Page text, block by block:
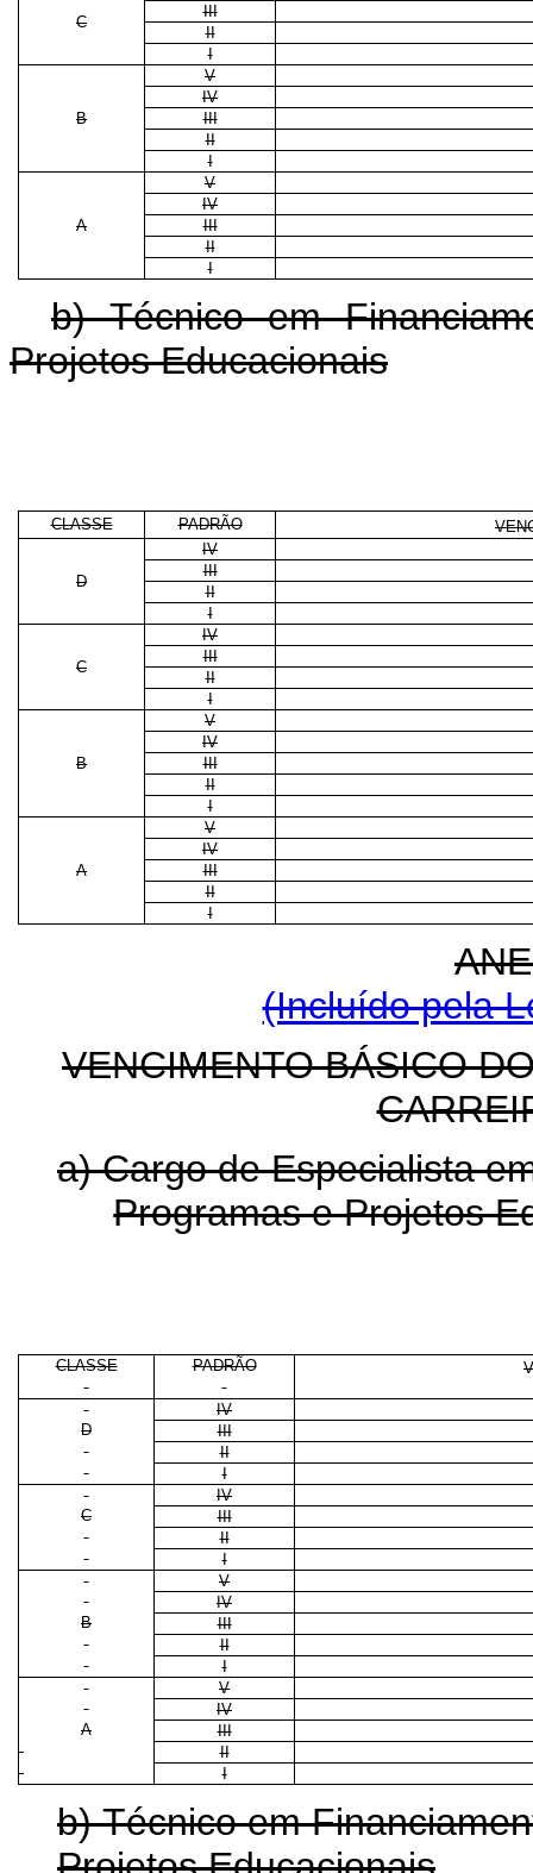
C
III
II
I
B
V
IV
III
II
I
A
V
IV
III
II
I
b) Técnico em
Projetos Educacionais
CLASSE PADRÃO
D
IV
III
II
I
C
IV
III
II
I
B
V
IV
III
II
I
A
V
IV
III
II
I
(Incluído pela
VENCIMENTO BÁSICO
a) Cargo de Especialista
Programas e Projetos
CLASSE PADRÃO
IV
D
III
II
I
IV
C
III
II
I
V
IV
B
III
II
I
V
IV
A
III
II
I
b) Técnico em